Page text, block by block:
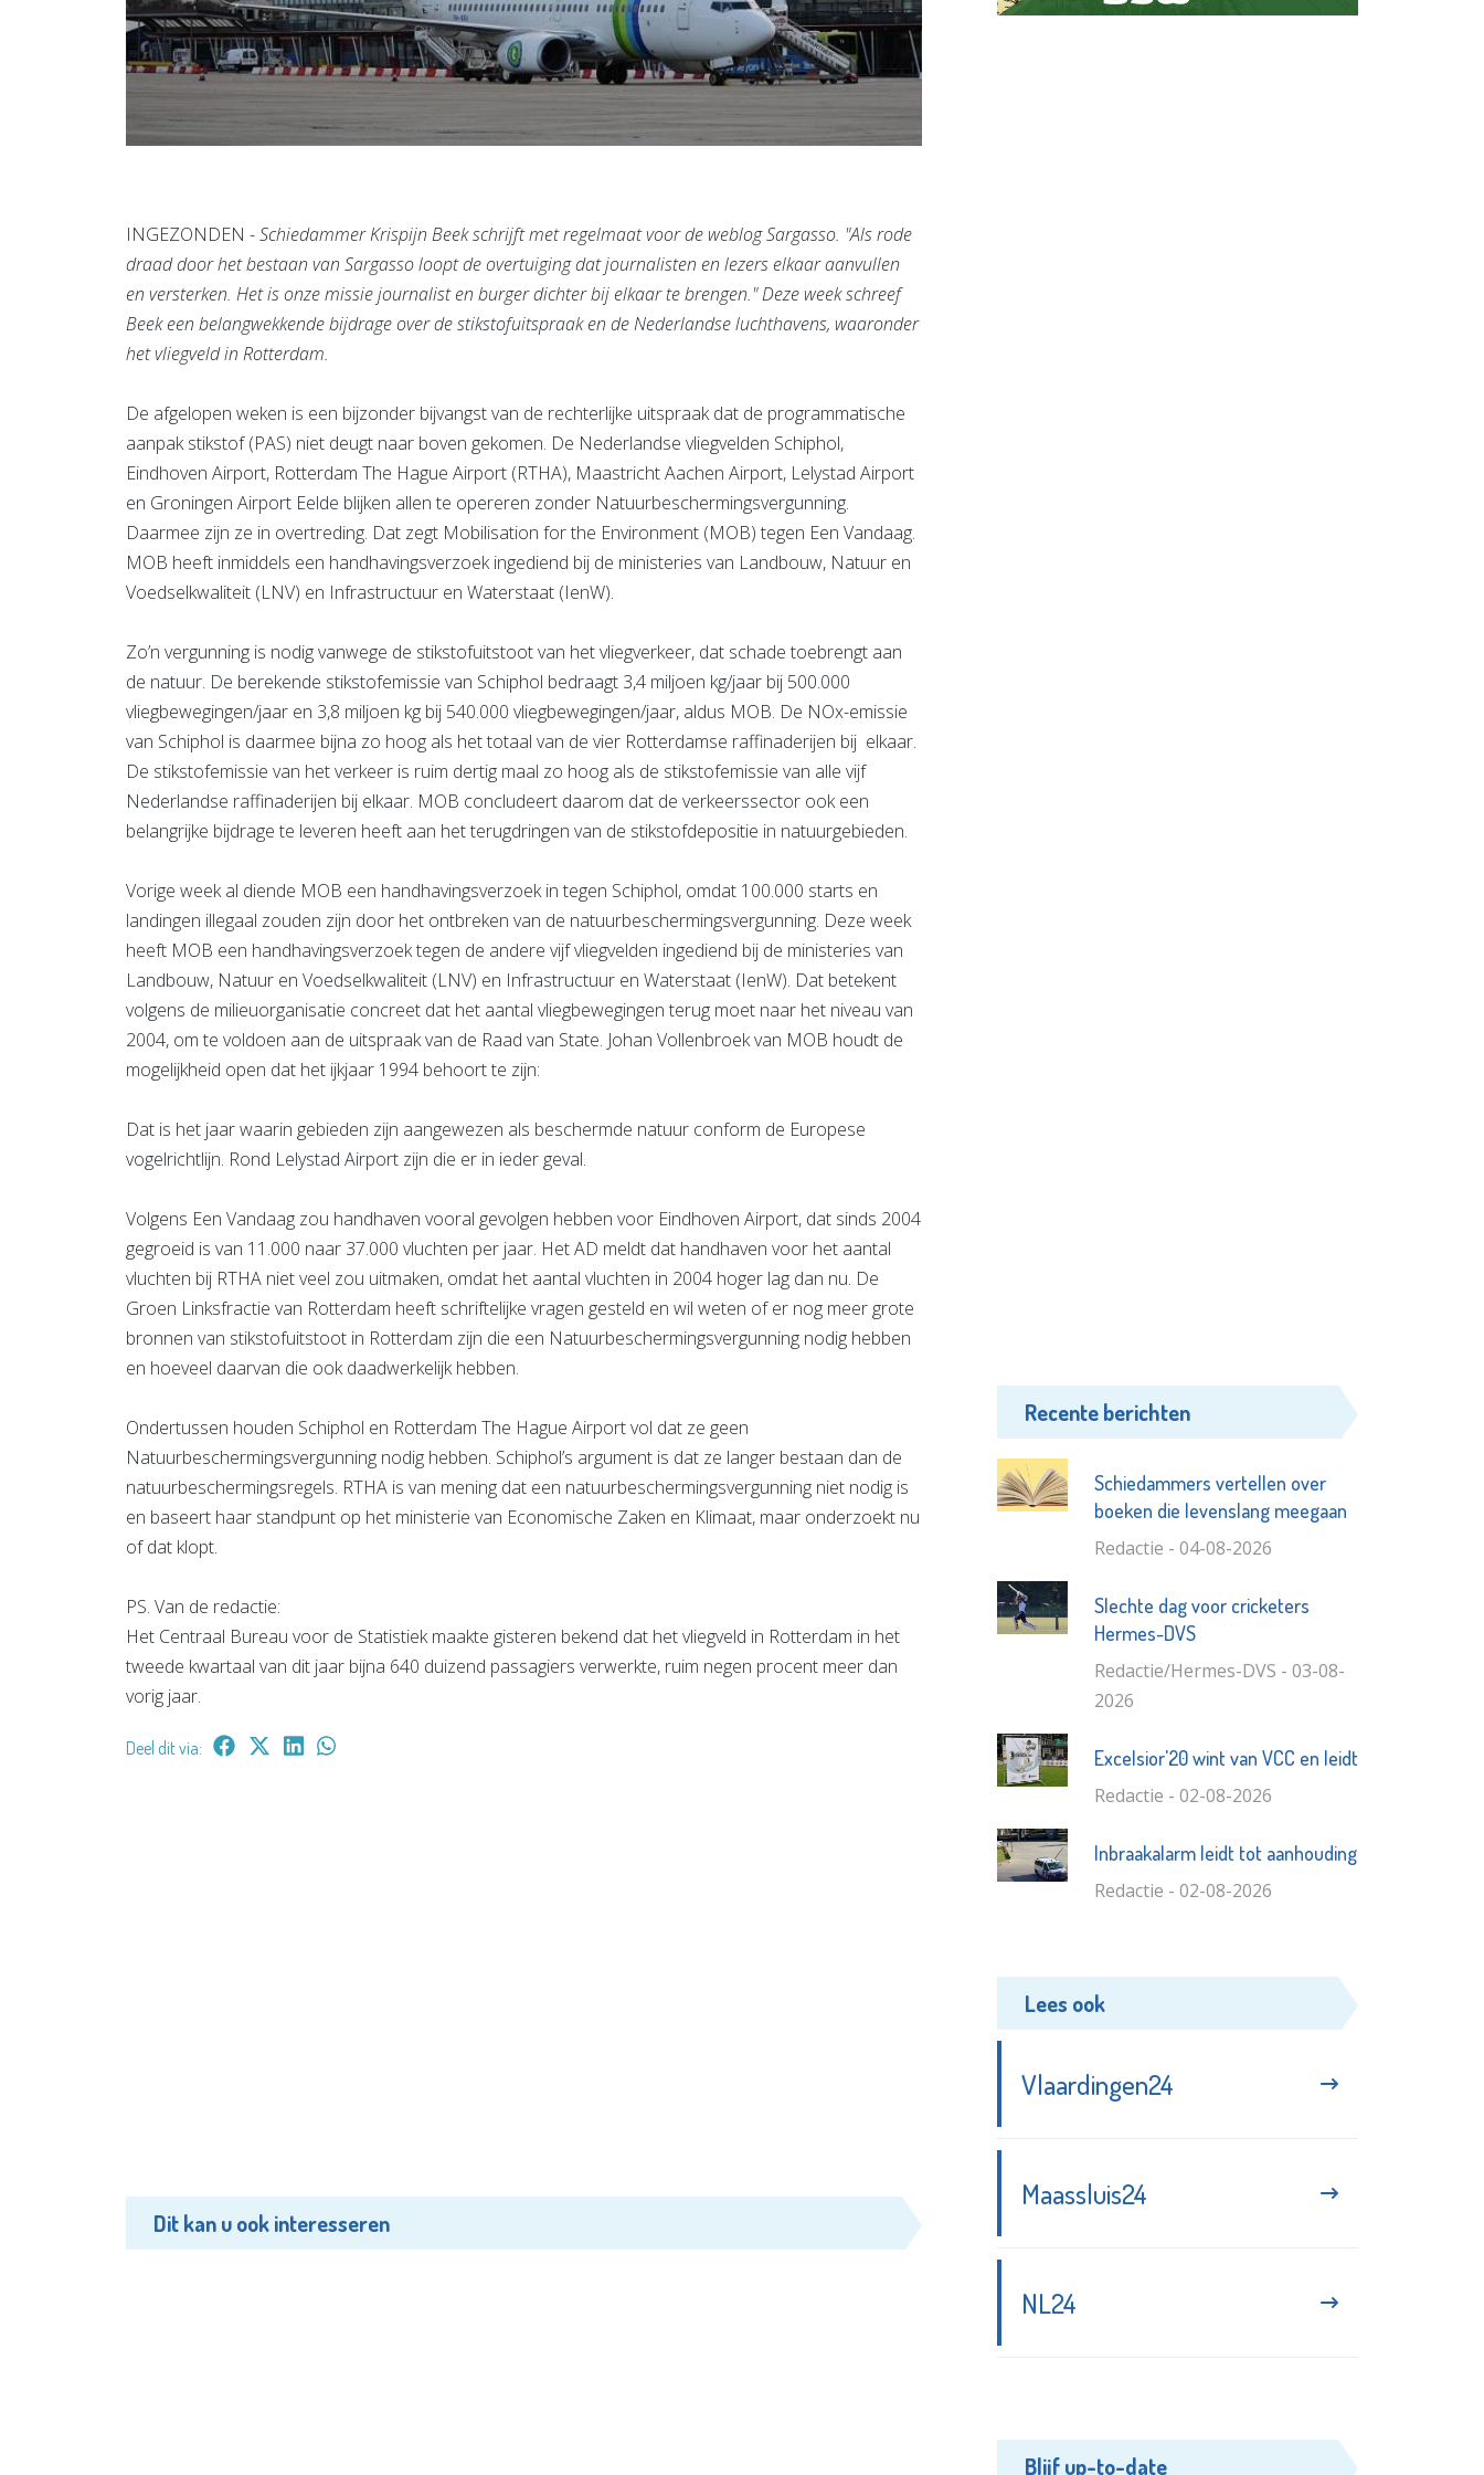
INGEZONDEN -Schiedammer Krispijn Beek schrijft met regelmaat voor de weblog Sargasso. "Als rode
draad door het bestaan van Sargasso loopt de overtuiging dat journalisten en lezers elkaar aanvullen
en versterken. Het is onze missie journalist en burger dichter bij elkaar te brengen." Deze week schreef
Beek een belangwekkende bijdrage over de stikstofuitspraak en de Nederlandse luchthavens, waaronder
het vliegveld in Rotterdam.
De afgelopen weken is een bijzonder bijvangst van de rechterlijke uitspraak dat de programmatische
aanpak stikstof (PAS) niet deugt naar boven gekomen. De Nederlandse vliegvelden Schiphol,
Eindhoven Airport, Rotterdam The Hague Airport (RTHA), Maastricht Aachen Airport, Lelystad Airport
en Groningen Airport Eelde blijken allen te opereren zonder Natuurbeschermingsvergunning.
Daarmee zijn ze in overtreding. Dat zegt Mobilisation for the Environment (MOB) tegen Een Vandaag.
MOB heeft inmiddels een handhavingsverzoek ingediend bij de ministeries van Landbouw, Natuur en
Voedselkwaliteit (LNV) en Infrastructuur en Waterstaat (IenW).
Zo’n vergunning is nodig vanwege de stikstofuitstoot van het vliegverkeer, dat schade toebrengt aan
de natuur. De berekende stikstofemissie van Schiphol bedraagt 3,4 miljoen kg/jaar bij 500.000
vliegbewegingen/jaar en 3,8 miljoen kg bij 540.000 vliegbewegingen/jaar, aldus MOB. De NOx-emissie
van Schiphol is daarmee bijna zo hoog als het totaal van de vier Rotterdamse raffinaderijen bij elkaar.
De stikstofemissie van het verkeer is ruim dertig maal zo hoog als de stikstofemissie van alle vijf
Nederlandse raffinaderijen bij elkaar. MOB concludeert daarom dat de verkeerssector ook een
belangrijke bijdrage te leveren heeft aan het terugdringen van de stikstofdepositie in natuurgebieden.
Vorige week al diende MOB een handhavingsverzoek in tegen Schiphol, omdat 100.000 starts en
landingen illegaal zouden zijn door het ontbreken van de natuurbeschermingsvergunning. Deze week
heeft MOB een handhavingsverzoek tegen de andere vijf vliegvelden ingediend bij de ministeries van
Landbouw, Natuur en Voedselkwaliteit (LNV) en Infrastructuur en Waterstaat (IenW). Dat betekent
volgens de milieuorganisatie concreet dat het aantal vliegbewegingen terug moet naar het niveau van
2004, om te voldoen aan de uitspraak van de Raad van State. Johan Vollenbroek van MOB houdt de
mogelijkheid open dat het ijkjaar 1994 behoort te zijn:
Dat is het jaar waarin gebieden zijn aangewezen als beschermde natuur conform de Europese
vogelrichtlijn. Rond Lelystad Airport zijn die er in ieder geval.
Volgens Een Vandaag zou handhaven vooral gevolgen hebben voor Eindhoven Airport, dat sinds 2004
gegroeid is van 11.000 naar 37.000 vluchten per jaar. Het AD meldt dat handhaven voor het aantal
vluchten bij RTHA niet veel zou uitmaken, omdat het aantal vluchten in 2004 hoger lag dan nu. De
Groen Linksfractie van Rotterdam heeft schriftelijke vragen gesteld en wil weten of er nog meer grote
bronnen van stikstofuitstoot in Rotterdam zijn die een Natuurbeschermingsvergunning nodig hebben
en hoeveel daarvan die ook daadwerkelijk hebben.
Ondertussen houden Schiphol en Rotterdam The Hague Airport vol dat ze geen
Natuurbeschermingsvergunning nodig hebben. Schiphol’s argument is dat ze langer bestaan dan de
natuurbeschermingsregels. RTHA is van mening dat een natuurbeschermingsvergunning niet nodig is
en baseert haar standpunt op het ministerie van Economische Zaken en Klimaat, maar onderzoekt nu
of dat klopt.
PS. Van de redactie:
Het Centraal Bureau voor de Statistiek maakte gisteren bekend dat het vliegveld in Rotterdam in het
tweede kwartaal van dit jaar bijna 640 duizend passagiers verwerkte, ruim negen procent meer dan
vorig jaar.
Deel dit via:
Dit kan u ook interesseren
Recente berichten
Schiedammers vertellen over
boeken die levenslang meegaan
Redactie - 04-08-2026
Slechte dag voor cricketers
Hermes-DVS
Redactie/Hermes-DVS - 03-08-
2026
Excelsior'20 wint van VCC en leidt
Redactie - 02-08-2026
Inbraakalarm leidt tot aanhouding
Redactie - 02-08-2026
Lees ook
Vlaardingen24
Maassluis24
NL24
Blijf up-to-date